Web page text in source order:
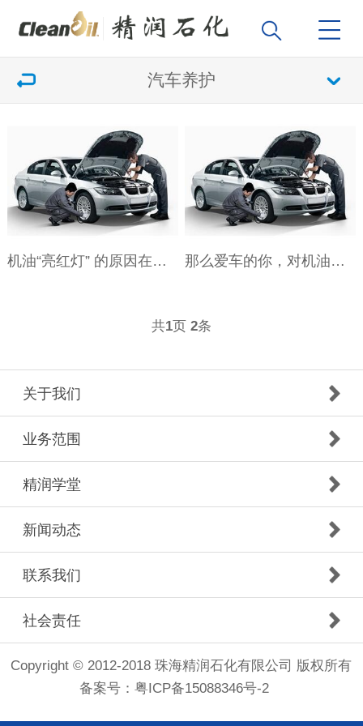
汽车养护
机油“亮红灯” 的原因在哪里？ 那么爱车的你，对机油了解多少？
共1页 2条
关于我们
业务范围
精润学堂
新闻动态
联系我们
社会责任
Copyright © 2012-2018 珠海精润石化有限公司 版权所有
备案号：粤ICP备15088346号-2